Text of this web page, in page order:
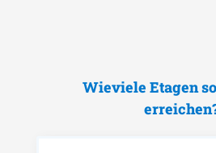
Wieviele Etagen